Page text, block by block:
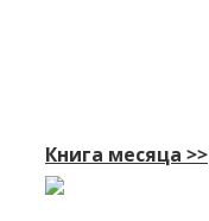
Книга месяца >>